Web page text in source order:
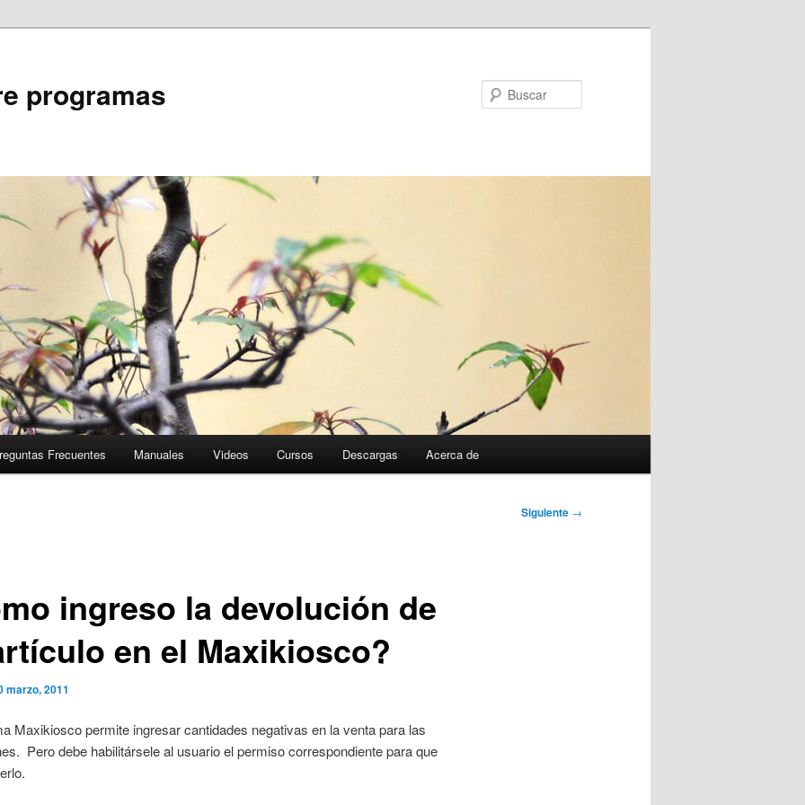
programas
Frecuentes Manuales Videos Cursos Descargas Acerca de
Siguiente →
ingreso la devolución de
en el Maxikiosco?
marzo, 2011
Maxikiosco permite ingresar cantidades negativas en la venta para las
Pero debe habilitársele al usuario el permiso correspondiente para que